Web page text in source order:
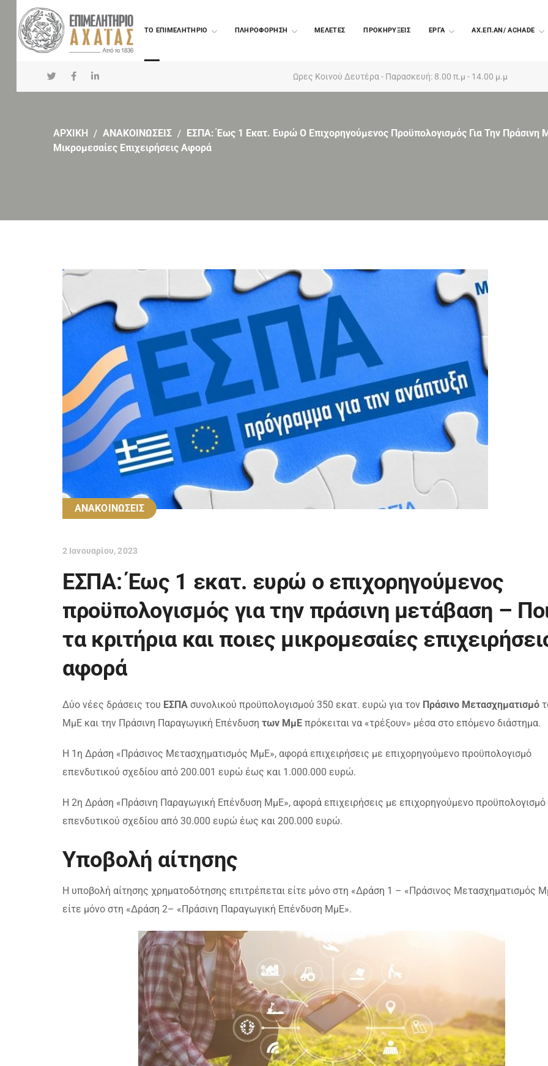
TO ΕΠΙΜΕΛΗΤΗΡΙΟ ΠΛΗΡΟΦΟΡΗΣΗ ΜΕΛΕΤΕΣ ΠΡΟΚΗΡΥΞΕΙΣ EΡΓΑ ΑΧ.ΕΠ.ΑΝ/ ACHADE
Ωρες Κοινού Δευτέρα - Παρασκευή: 8.00 π.μ - 14.00 μ.μ
ΑΡΧΙΚΗ ΑΝΑΚΟΙΝΩΣΕΙΣ
ΕΣΠΑ: Έως 1 Εκατ. Ευρώ Ο Επιχορηγούμενος Προϋπολογισμός Για Την Πράσινη
Μικρομεσαίες Επιχειρήσεις Αφορά
ΑΝΑΚΟΙΝΩΣΕΙΣ
2 Ιανουαρίου, 2023
ΕΣΠΑ: Έως 1 εκατ. ευρώ ο επιχορηγούμενος
προϋπολογισμός για την πράσινη μετάβαση –
τα κριτήρια και ποιες μικρομεσαίες
αφορά
Δύο νέες δράσεις του ΕΣΠΑ συνολικού προϋπολογισμού 350 εκατ. ευρώ για τον Πράσινο Μετασχηματισμό
ΜμΕ και την Πράσινη Παραγωγική Επένδυση των ΜμΕ πρόκειται να «τρέξουν» μέσα στο επόμενο διάστημα.
Η 1η Δράση «Πράσινος Μετασχηματισμός ΜμΕ», αφορά επιχειρήσεις με επιχορηγούμενο προϋπολογισμό
επενδυτικού σχεδίου από 200.001 ευρώ έως και 1.000.000 ευρώ.
Η 2η Δράση «Πράσινη Παραγωγική Επένδυση ΜμΕ», αφορά επιχειρήσεις με επιχορηγούμενο προϋπολογισμό
επενδυτικού σχεδίου από 30.000 ευρώ έως και 200.000 ευρώ.
Υποβολή αίτησης
Η υποβολή αίτησης χρηματοδότησης επιτρέπεται είτε μόνο στη «Δράση 1 – «Πράσινος Μετασχηματισμός
είτε μόνο στη «Δράση 2– «Πράσινη Παραγωγική Επένδυση ΜμΕ».